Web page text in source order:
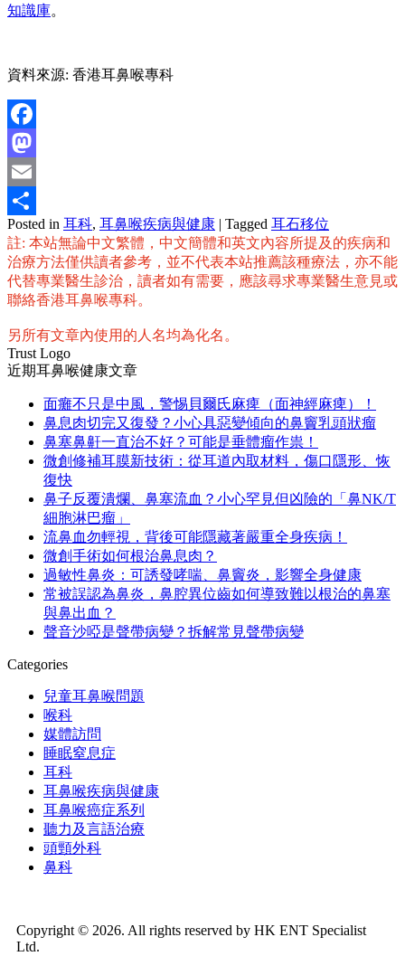
知識庫。
資料來源: 香港耳鼻喉專科
Facebook
Mastodon
Email
分
享
Posted in 耳科, 耳鼻喉疾病與健康 | Tagged 耳石移位
註: 本站無論中文繁體，中文簡體和英文內容所提及的疾病和
治療方法僅供讀者參考，並不代表本站推薦該種療法，亦不能
代替專業醫生診治，讀者如有需要，應該尋求專業醫生意見或
聯絡香港耳鼻喉專科。
另所有文章內使用的人名均為化名。
Trust Logo
近期耳鼻喉健康文章
面癱不只是中風，警惕貝爾氏麻痺（面神經麻痺）！
鼻息肉切完又復發？小心具惡變傾向的鼻竇乳頭狀瘤
鼻塞鼻鼾一直治不好？可能是垂體瘤作祟！
微創修補耳膜新技術：從耳道內取材料，傷口隱形、恢
復快
鼻子反覆潰爛、鼻塞流血？小心罕見但凶險的「鼻NK/T
細胞淋巴瘤」
流鼻血勿輕視，背後可能隱藏著嚴重全身疾病！
微創手術如何根治鼻息肉？
過敏性鼻炎：可誘發哮喘、鼻竇炎，影響全身健康
常被誤認為鼻炎，鼻腔異位齒如何導致難以根治的鼻塞
與鼻出血？
聲音沙啞是聲帶病變？拆解常見聲帶病變
Categories
兒童耳鼻喉問題
喉科
媒體訪問
睡眠窒息症
耳科
耳鼻喉疾病與健康
耳鼻喉癌症系列
聽力及言語治療
頭頸外科
鼻科
Copyright © 2026. All rights reserved by HK ENT Specialist
Ltd.